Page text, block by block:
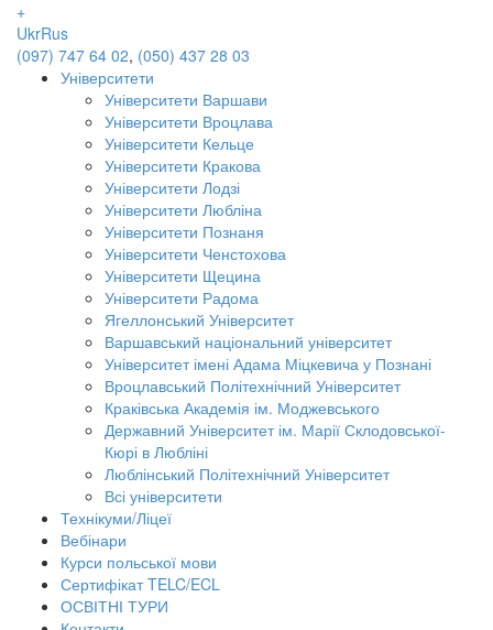
+
UkrRus
(097) 747 64 02, (050) 437 28 03
Університети
Університети Варшави
Університети Вроцлава
Університети Кельце
Університети Кракова
Університети Лодзі
Університети Любліна
Університети Познаня
Університети Ченстохова
Університети Щецина
Університети Радома
Ягеллонський Університет
Варшавський національний університет
Університет імені Адама Міцкевича у Познані
Вроцлавський Політехнічний Університет
Краківська Академія ім. Моджевського
Державний Університет ім. Марії Склодовської-
Кюрі в Любліні
Люблінський Політехнічний Університет
Всі університети
Технікуми/Ліцеї
Вебінари
Курси польської мови
Сертифікат TELC/ECL
ОСВІТНІ ТУРИ